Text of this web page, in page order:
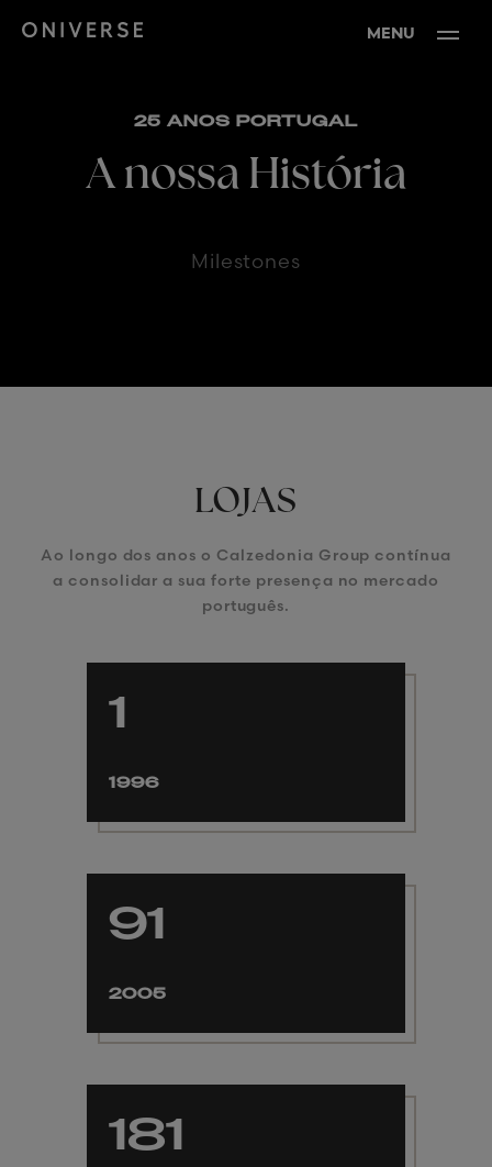
MENU
25 ANOS PORTUGAL
A nossa História
Milestones
LOJAS
Ao longo dos anos o Calzedonia Group contínua
a consolidar a sua forte presença no mercado
português.
1
1996
91
2005
181